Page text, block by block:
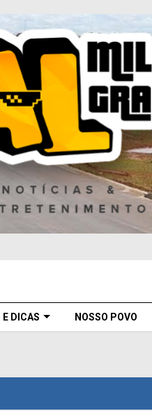
DICAS NOSSO POVO